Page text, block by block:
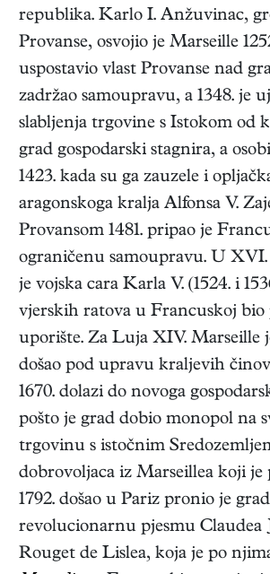
republika. Karlo I. Anžuvinac,
Provanse, osvojio je Marseille
uspostavio vlast Provanse nad
zadržao samoupravu, a 1348. je
slabljenja trgovine s Istokom od
grad gospodarski stagnira, a
1423. kada su ga zauzele i
aragonskoga kralja Alfonsa V.
Provansom 1481. pripao je
ograničenu samoupravu. U XVI.
je vojska cara Karla V. (1524. i
vjerskih ratova u Francuskoj bio
uporište. Za Luja XIV. Marseille
došao pod upravu kraljevih
1670. dolazi do novoga
pošto je grad dobio monopol na
trgovinu s istočnim
dobrovoljaca iz Marseillea koji
1792. došao u Pariz pronio je
revolucionarnu pjesmu Claudea
Rouget de Lislea, koja je po